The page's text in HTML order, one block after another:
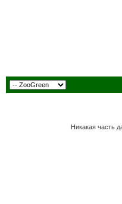
Никакая часть